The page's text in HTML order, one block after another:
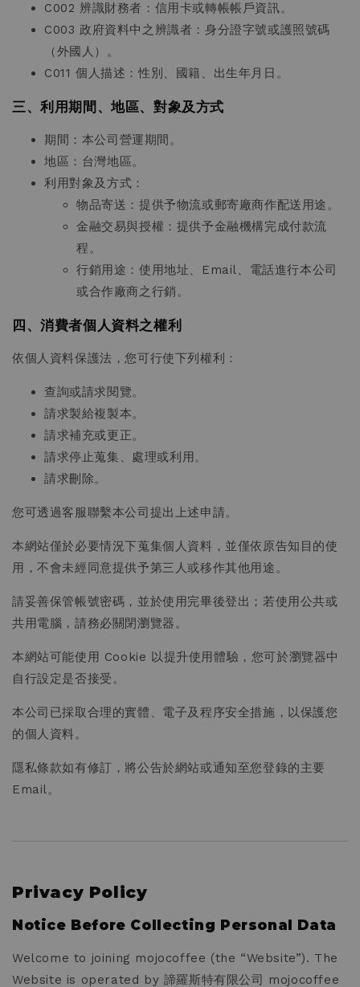
C002 辨識財務者：信用卡或轉帳帳戶資訊。
C003 政府資料中之辨識者：身分證字號或護照號碼
（外國人）。
C011 個人描述：性別、國籍、出生年月日。
三、利用期間、地區、對象及方式
期間：本公司營運期間。
地區：台灣地區。
利用對象及方式：
物品寄送：提供予物流或郵寄廠商作配送用途。
金融交易與授權：提供予金融機構完成付款流
程。
行銷用途：使用地址、Email、電話進行本公司
或合作廠商之行銷。
四、消費者個人資料之權利
依個人資料保護法，您可行使下列權利：
查詢或請求閱覽。
請求製給複製本。
請求補充或更正。
請求停止蒐集、處理或利用。
請求刪除。
您可透過客服聯繫本公司提出上述申請。
本網站僅於必要情況下蒐集個人資料，並僅依原告知目的使
用，不會未經同意提供予第三人或移作其他用途。
請妥善保管帳號密碼，並於使用完畢後登出；若使用公共或
共用電腦，請務必關閉瀏覽器。
本網站可能使用 Cookie 以提升使用體驗，您可於瀏覽器中
自行設定是否接受。
本公司已採取合理的實體、電子及程序安全措施，以保護您
的個人資料。
隱私條款如有修訂，將公告於網站或通知至您登錄的主要
Email。
Privacy Policy
Notice Before Collecting Personal Data
Welcome to joining mojocoffee (the “Website”). The
Website is operated by 諦羅斯特有限公司 mojocoffee